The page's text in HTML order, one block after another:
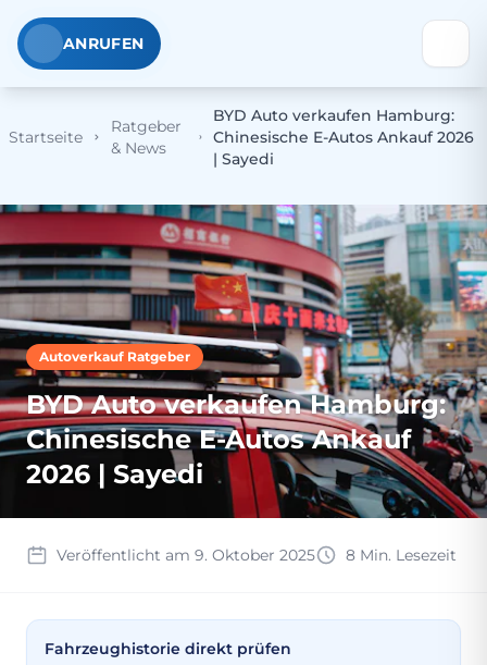
ANRUFEN
Startseite
Ratgeber
& News
BYD Auto verkaufen Hamburg:
Chinesische E-Autos Ankauf 2026
| Sayedi
Autoverkauf Ratgeber
BYD Auto verkaufen Hamburg:
Chinesische E-Autos Ankauf
2026 | Sayedi
Veröffentlicht am 9. Oktober 2025 8 Min. Lesezeit
Fahrzeughistorie direkt prüfen